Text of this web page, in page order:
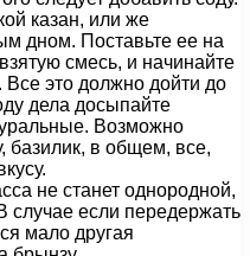
казан, или же
дном. Поставьте ее на
смесь, и начинайте
это должно дойти до
дела досыпайте
Возможно
базилик, в общем, все,
не станет однородной,
случае если передержать
мало другая